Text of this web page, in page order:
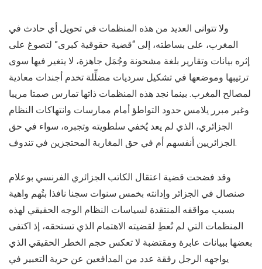
ولا تتوانى العديد من هذه المنظمات في تحويل أي حادث في
المغرب، على بساطته، إلى “قضية حقوقية كبرى” لتصوغ على
إثره بيانات وتقارير بلغة مشحونة وجُمَل جاهزة، لا يتغير فيها سوى
ترتيبها وموضعها في تشكيل سرديات مضلِّلة تخدم أجندات معادية
لمصالح المغرب. بينما نجد هذه المنظمات ذاتها تمارس صمتا مريبا
وغير مبرر يلامس حدود التواطؤ أمام ممارسات وانتهاكات النظام
الجزائري، الذي لم يعد يُخفي سلطويته وتجبره، سواء في حق
الجزائريين أنفسهم أم في حق المغاربة المحتجزين في تندوف.
وقد فضحت قضية اعتقال الكاتب الجزائري الفرنسي بوعلام
صنصال في الجزائر وإدانته بخمس سنوات سجنا نافذا بتُهم واهية
بسبب مواقفه المنتقدة لسياسات النظام الوجه الحقيقي لهذه
المنظمات التي لم تُعطِ لقضيته الاهتمام الذي تستحقه، إذ اكتفى
بعضها ببيانات عابرة ومقتضبة لا تعكس حجم الخطر الحقيقي الذي
يواجهه الرجل رفقة عدد من المدافعين عن حرية التعبير في